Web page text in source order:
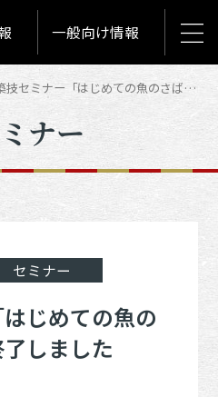
一般向け情報
築技セミナー「はじめての魚のさばき方」※終了しました | イベント・セミナー
ナー
セミナー
じめての魚の
しました